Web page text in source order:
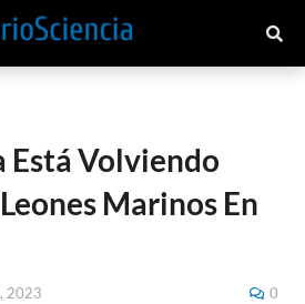
Volviendo
Marinos En
2023 0